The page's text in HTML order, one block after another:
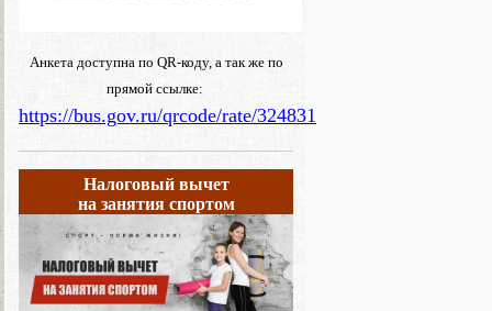
Анкета доступна по QR-коду, а так же по
прямой ссылке:
https://bus.gov.ru/qrcode/rate/324831
Налоговый вычет
на занятия спортом